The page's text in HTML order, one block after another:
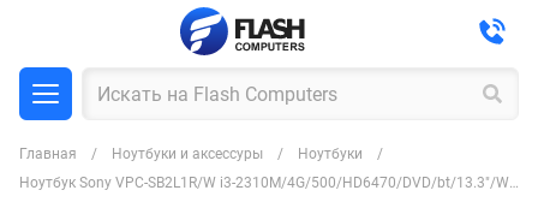
Главная Ноутбуки и аксессуры
Ноутбуки
Ноутбук Sony VPC-SB2L1R/W i3-2310M/4G/500/HD6470/DVD/bt/13.3"/Win7 HP64